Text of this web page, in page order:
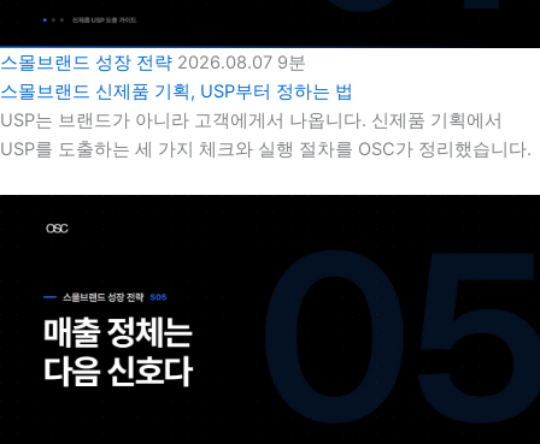
스몰브랜드 성장 전략 2026.08.07 9분
스몰브랜드 신제품 기획, USP부터 정하는 법
USP는 브랜드가 아니라 고객에게서 나옵니다. 신제품 기획에서
USP를 도출하는 세 가지 체크와 실행 절차를 OSC가 정리했습니다.